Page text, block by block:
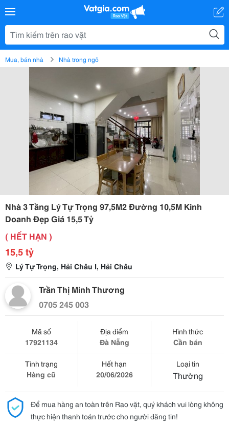
Mua, bán nhà Nhà trong ngõ
Nhà 3 Tầng Lý Tự Trọng 97,5M2 Đường 10,5M Kinh
Doanh Đẹp Giá 15,5 Tỷ
( HẾT HẠN )
15,5 tỷ
Lý Tự Trọng, Hải Châu I, Hải Châu
Trần Thị Minh Thương
0705 245 003
Mã số
17921134
Địa điểm
Đà Nẵng
Hình thức
Cần bán
Tình trạng
Hàng cũ
Hết hạn
20/06/2026
Loại tin
Thường
Để mua hàng an toàn trên Rao vặt, quý khách vui lòng không
thực hiện thanh toán trước cho người đăng tin!